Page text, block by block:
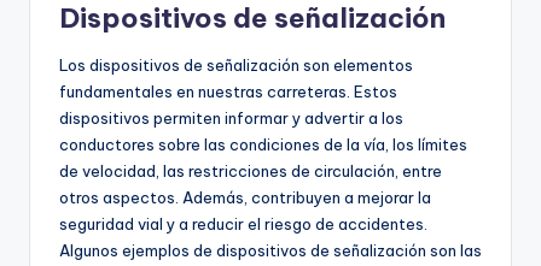
Dispositivos de señalización
Los dispositivos de señalización son elementos
fundamentales en nuestras carreteras. Estos
dispositivos permiten informar y advertir a los
conductores sobre las condiciones de la vía, los límites
de velocidad, las restricciones de circulación, entre
otros aspectos. Además, contribuyen a mejorar la
seguridad vial y a reducir el riesgo de accidentes.
Algunos ejemplos de dispositivos de señalización son las